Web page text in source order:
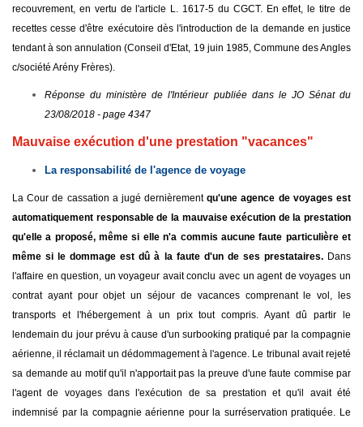
recouvrement, en vertu de l'article L. 1617-5 du CGCT. En effet, le titre de
recettes cesse d'être exécutoire dès l'introduction de la demande en justice
tendant à son annulation (Conseil d'Etat, 19 juin 1985, Commune des Angles
c/société Arény Frères).
Réponse du ministère de l'Intérieur publiée dans le JO Sénat du
23/08/2018 - page 4347
Mauvaise exécution d'une prestation "vacances"
La responsabilité de l'agence de voyage
La Cour de cassation a jugé dernièrementqu'une agence de voyages est
automatiquement responsable de la mauvaise exécution de la prestation
qu'elle a proposé, même si elle n'a commis aucune faute particulière et
même si le dommage est dû à la faute d'un de ses prestataires.Dans
l'affaire en question, un voyageur avait conclu avec un agent de voyages un
contrat ayant pour objet un séjour de vacances comprenant le vol, les
transports et l'hébergement à un prix tout compris. Ayant dû partir le
lendemain du jour prévu à cause d'un surbooking pratiqué par la compagnie
aérienne, il réclamait un dédommagement à l'agence. Le tribunal avait rejeté
sa demande au motif qu'il n'apportait pas la preuve d'une faute commise par
l'agent de voyages dans l'exécution de sa prestation et qu'il avait été
indemnisé par la compagnie aérienne pour la surréservation pratiquée. Le